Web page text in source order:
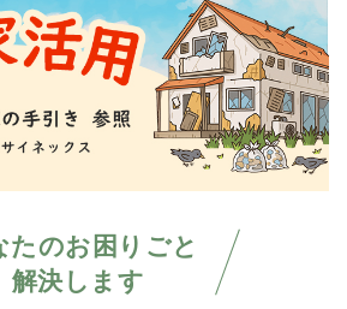
たのお困りごと
解決します